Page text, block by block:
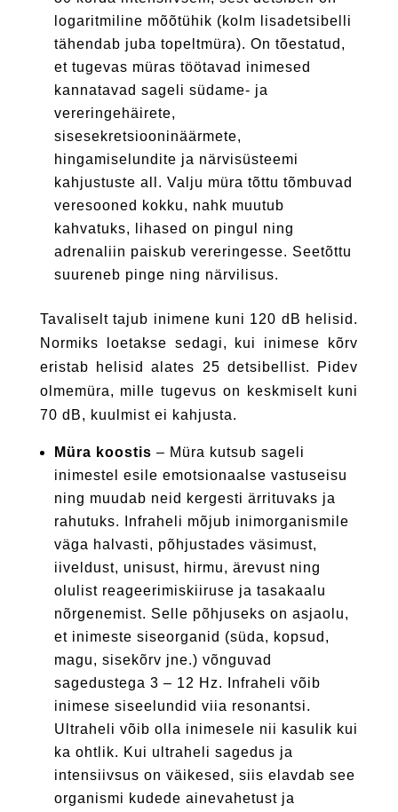
logaritmiline mõõtühik (kolm lisadetsibelli
tähendab juba topeltmüra). On tõestatud,
et tugevas müras töötavad inimesed
kannatavad sageli südame- ja
vereringehäirete,
sisesekretsiooninäärmete,
hingamiselundite ja närvisüsteemi
kahjustuste all. Valju müra tõttu tõmbuvad
veresooned kokku, nahk muutub
kahvatuks, lihased on pingul ning
adrenaliin paiskub vereringesse. Seetõttu
suureneb pinge ning närvilisus.
Tavaliselt tajub inimene kuni 120 dB helisid.
Normiks loetakse sedagi, kui inimese kõrv
eristab helisid alates 25 detsibellist. Pidev
olmemüra, mille tugevus on keskmiselt kuni
70 dB, kuulmist ei kahjusta.
Müra koostis – Müra kutsub sageli
inimestel esile emotsionaalse vastuseisu
ning muudab neid kergesti ärrituvaks ja
rahutuks. Infraheli mõjub inimorganismile
väga halvasti, põhjustades väsimust,
iiveldust, unisust, hirmu, ärevust ning
olulist reageerimiskiiruse ja tasakaalu
nõrgenemist. Selle põhjuseks on asjaolu,
et inimeste siseorganid (süda, kopsud,
magu, sisekõrv jne.) võnguvad
sagedustega 3 – 12 Hz. Infraheli võib
inimese siseelundid viia resonantsi.
Ultraheli võib olla inimesele nii kasulik kui
ka ohtlik. Kui ultraheli sagedus ja
intensiivsus on väikesed, siis elavdab see
organismi kudede ainevahetust ja